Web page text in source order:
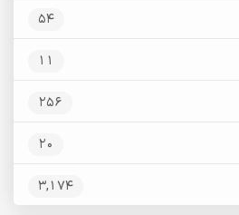
54
11
256
20
3,174